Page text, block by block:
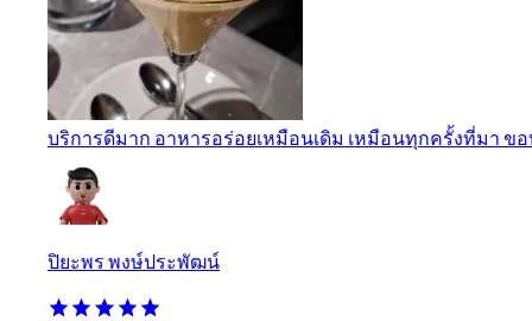
บริการดีมาก อาหารอร่อยเหมือนเดิม เหมือนทุกครั้งที่มา ข
ปิยะพร พงษ์ประพัฒน์